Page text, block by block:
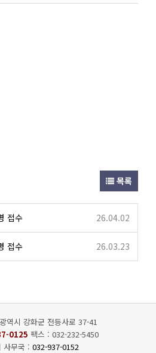
목록
접수 26.04.02
접수 26.03.23
역시 강화군 전등사로 37-41
0125 팩스 : 032-232-5450
사무국 : 032-937-0152